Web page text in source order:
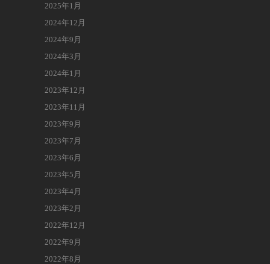
2025年1月
2024年12月
2024年9月
2024年3月
2024年1月
2023年12月
2023年11月
2023年9月
2023年7月
2023年6月
2023年5月
2023年4月
2023年2月
2022年12月
2022年9月
2022年8月